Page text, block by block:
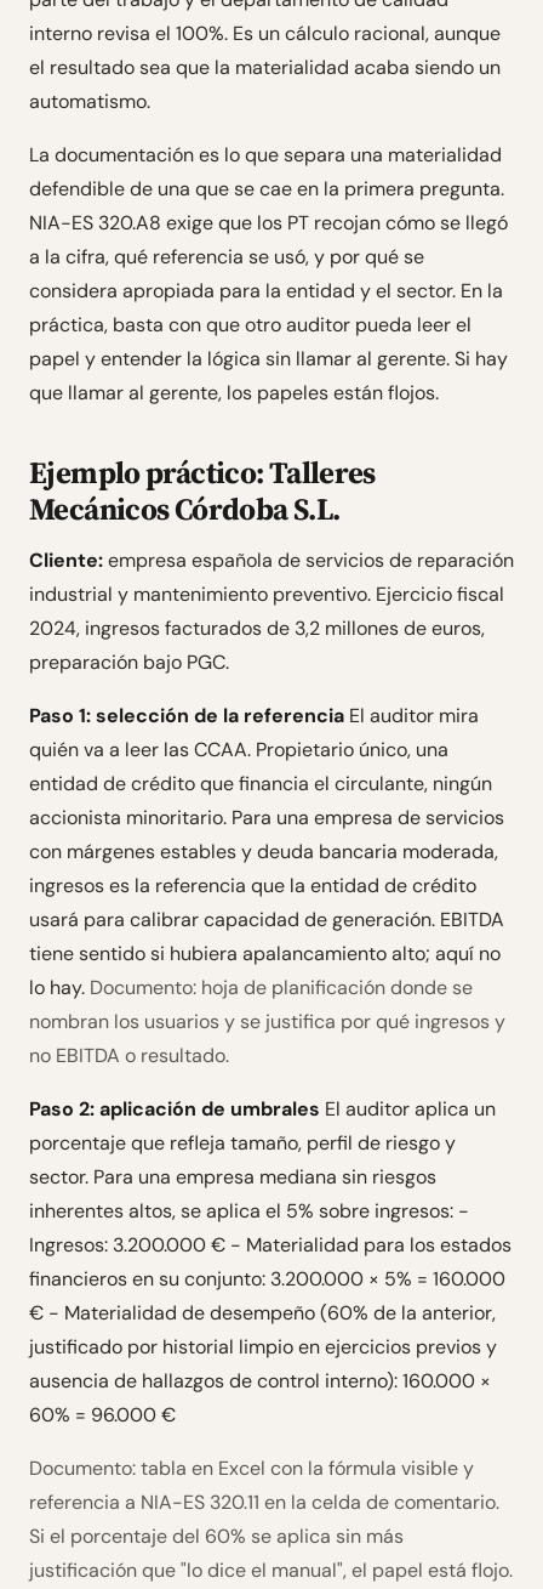
interno revisa el 100%. Es un cálculo racional, aunque
el resultado sea que la materialidad acaba siendo un
automatismo.
La documentación es lo que separa una materialidad
defendible de una que se cae en la primera pregunta.
NIA-ES 320.A8 exige que los PT recojan cómo se llegó
a la cifra, qué referencia se usó, y por qué se
considera apropiada para la entidad y el sector. En la
práctica, basta con que otro auditor pueda leer el
papel y entender la lógica sin llamar al gerente. Si hay
que llamar al gerente, los papeles están flojos.
Ejemplo práctico: Talleres
Mecánicos Córdoba S.L.
Cliente:empresa española de servicios de reparación
industrial y mantenimiento preventivo. Ejercicio fiscal
2024, ingresos facturados de 3,2 millones de euros,
preparación bajo PGC.
Paso 1: selección de la referencia El auditor mira
quién va a leer las CCAA. Propietario único, una
entidad de crédito que financia el circulante, ningún
accionista minoritario. Para una empresa de servicios
con márgenes estables y deuda bancaria moderada,
ingresos es la referencia que la entidad de crédito
usará para calibrar capacidad de generación. EBITDA
tiene sentido si hubiera apalancamiento alto; aquí no
lo hay. Documento: hoja de planificación donde se
nombran los usuarios y se justifica por qué ingresos y
no EBITDA o resultado.
Paso 2: aplicación de umbrales El auditor aplica un
porcentaje que refleja tamaño, perfil de riesgo y
sector. Para una empresa mediana sin riesgos
inherentes altos, se aplica el 5% sobre ingresos: -
Ingresos: 3.200.000 € - Materialidad para los estados
financieros en su conjunto: 3.200.000 × 5% = 160.000
€ - Materialidad de desempeño (60% de la anterior,
justificado por historial limpio en ejercicios previos y
ausencia de hallazgos de control interno): 160.000 ×
60% = 96.000 €
Documento: tabla en Excel con la fórmula visible y
referencia a NIA-ES 320.11 en la celda de comentario.
Si el porcentaje del 60% se aplica sin más
justificación que "lo dice el manual", el papel está flojo.